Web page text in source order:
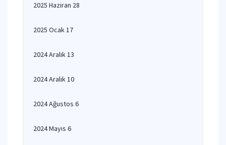
2025 Haziran 28
2025 Ocak 17
2024 Aralık 13
2024 Aralık 10
2024 Ağustos 6
2024 Mayıs 6